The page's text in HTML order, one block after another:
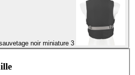
Besto Dinghy 50N gilet de sauvetage noir miniature 3